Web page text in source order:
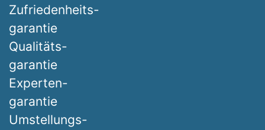
Zufriedenheits-
garantie
Qualitäts-
garantie
Experten-
garantie
Umstellungs-